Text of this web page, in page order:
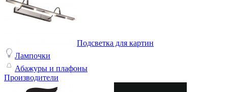
Подсветка для картин
Лампочки
Абажуры и плафоны
Производители